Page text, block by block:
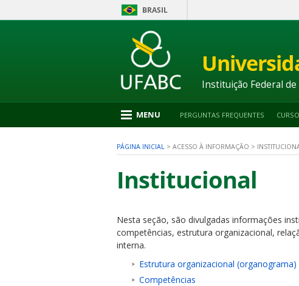
BRASIL
para
2
Ir
Instituição Federal
MENU PERGUNTAS FREQUENTES
PÁGINA INICIAL > ACESSO À INFORMAÇÃO >
Institucional
Nesta seção, são divulgadas informações
competências, estrutura organizacional,
interna.
Estrutura organizacional (organograma)
Competências